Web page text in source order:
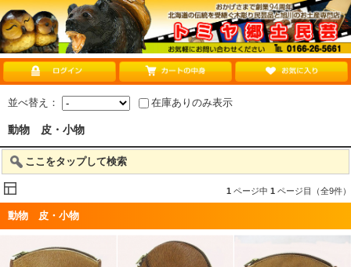
並べ替え： 在庫ありのみ表示
動物 皮・小物
ここをタップして検索
1 ページ中 1 ページ目（全9件）
動物 皮・小物